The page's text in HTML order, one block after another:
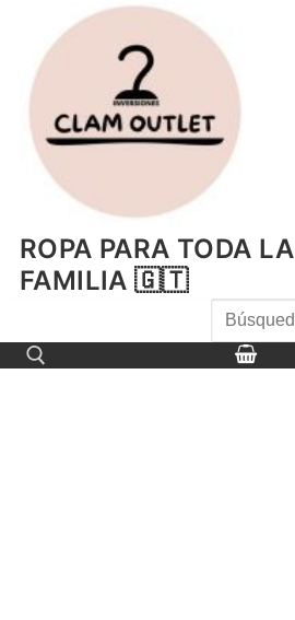
contenido
ROPA PARA TODA LA
FAMILIA 🇬🇹
Buscar
por: